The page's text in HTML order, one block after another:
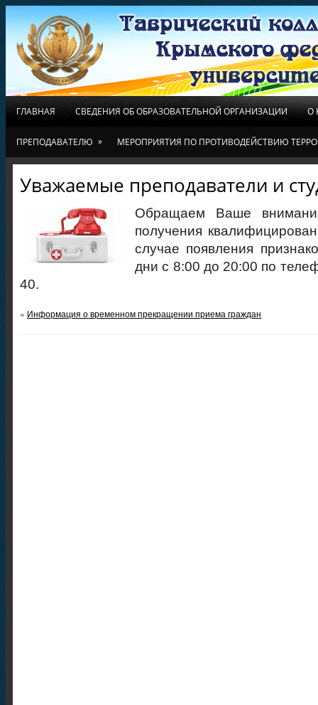
ГЛАВНАЯ СВЕДЕНИЯ ОБ ОБРАЗОВАТЕЛЬНОЙ ОРГАНИЗАЦИИ О
ПРЕПОДАВАТЕЛЮ » МЕРОПРИЯТИЯ ПО ПРОТИВОДЕЙСТВИЮ
Уважаемые преподаватели и
Обращаем Ваше
получения
случае появления
дни с 8:00 до 20:00 по
40.
« Информация о временном прекращении приема граждан